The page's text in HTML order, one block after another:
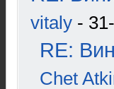
vitaly -
RE:
Chet